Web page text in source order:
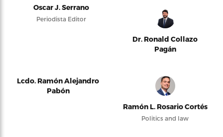
Oscar J. Serrano
Periodista Editor
Dr. Ronald Collazo
Pagán
Lcdo. Ramón Alejandro
Pabón
Ramón L. Rosario Cortés
Politics and law